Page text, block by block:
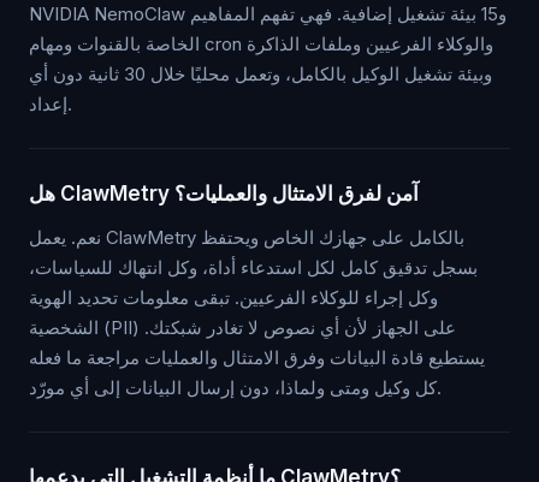
NVIDIA NemoClaw و15 بيئة تشغيل إضافية. فهي تفهم المفاهيم
الخاصة بالقنوات ومهام cron والوكلاء الفرعيين وملفات الذاكرة
وبيئة تشغيل الوكيل بالكامل، وتعمل محليًا خلال 30 ثانية دون أي
إعداد.
هل ClawMetry آمن لفرق الامتثال والعمليات؟
نعم. يعمل ClawMetry بالكامل على جهازك الخاص ويحتفظ
بسجل تدقيق كامل لكل استدعاء أداة، وكل انتهاك للسياسات،
وكل إجراء للوكلاء الفرعيين. تبقى معلومات تحديد الهوية
الشخصية (PII) على الجهاز لأن أي نصوص لا تغادر شبكتك.
يستطيع قادة البيانات وفرق الامتثال والعمليات مراجعة ما فعله
كل وكيل ومتى ولماذا، دون إرسال البيانات إلى أي مورّد.